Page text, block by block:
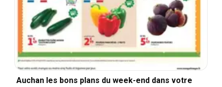
Auchan les bons plans du week-end dans votre